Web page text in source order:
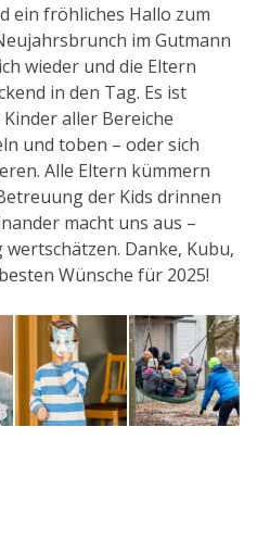
ein fröhliches Hallo zum
im Gutmann
wieder und die Eltern
in den Tag. Es ist
aller Bereiche
und toben – oder sich
Alle Eltern kümmern
der Kids drinnen
macht uns aus –
Danke, Kubu,
Wünsche für 2025!